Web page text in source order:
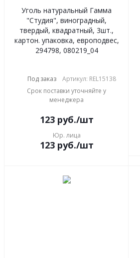
Уголь натуральный Гамма
"Студия", виноградный,
твердый, квадратный, 3шт.,
картон. упаковка, европодвес,
294798, 080219_04
Под заказ
Артикул: REL15138
Срок поставки уточняйте у
менеджера
123руб./шт
Юр. лица
123руб./шт